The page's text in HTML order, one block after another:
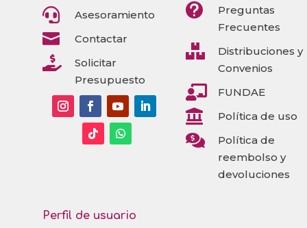
 Asesoramiento
 Contactar

Solicitar
Presupuesto

Preguntas
Frecuentes

Distribuciones y
Convenios
 FUNDAE
 Política de uso

Política de
reembolso y
devoluciones
Perfil de usuario